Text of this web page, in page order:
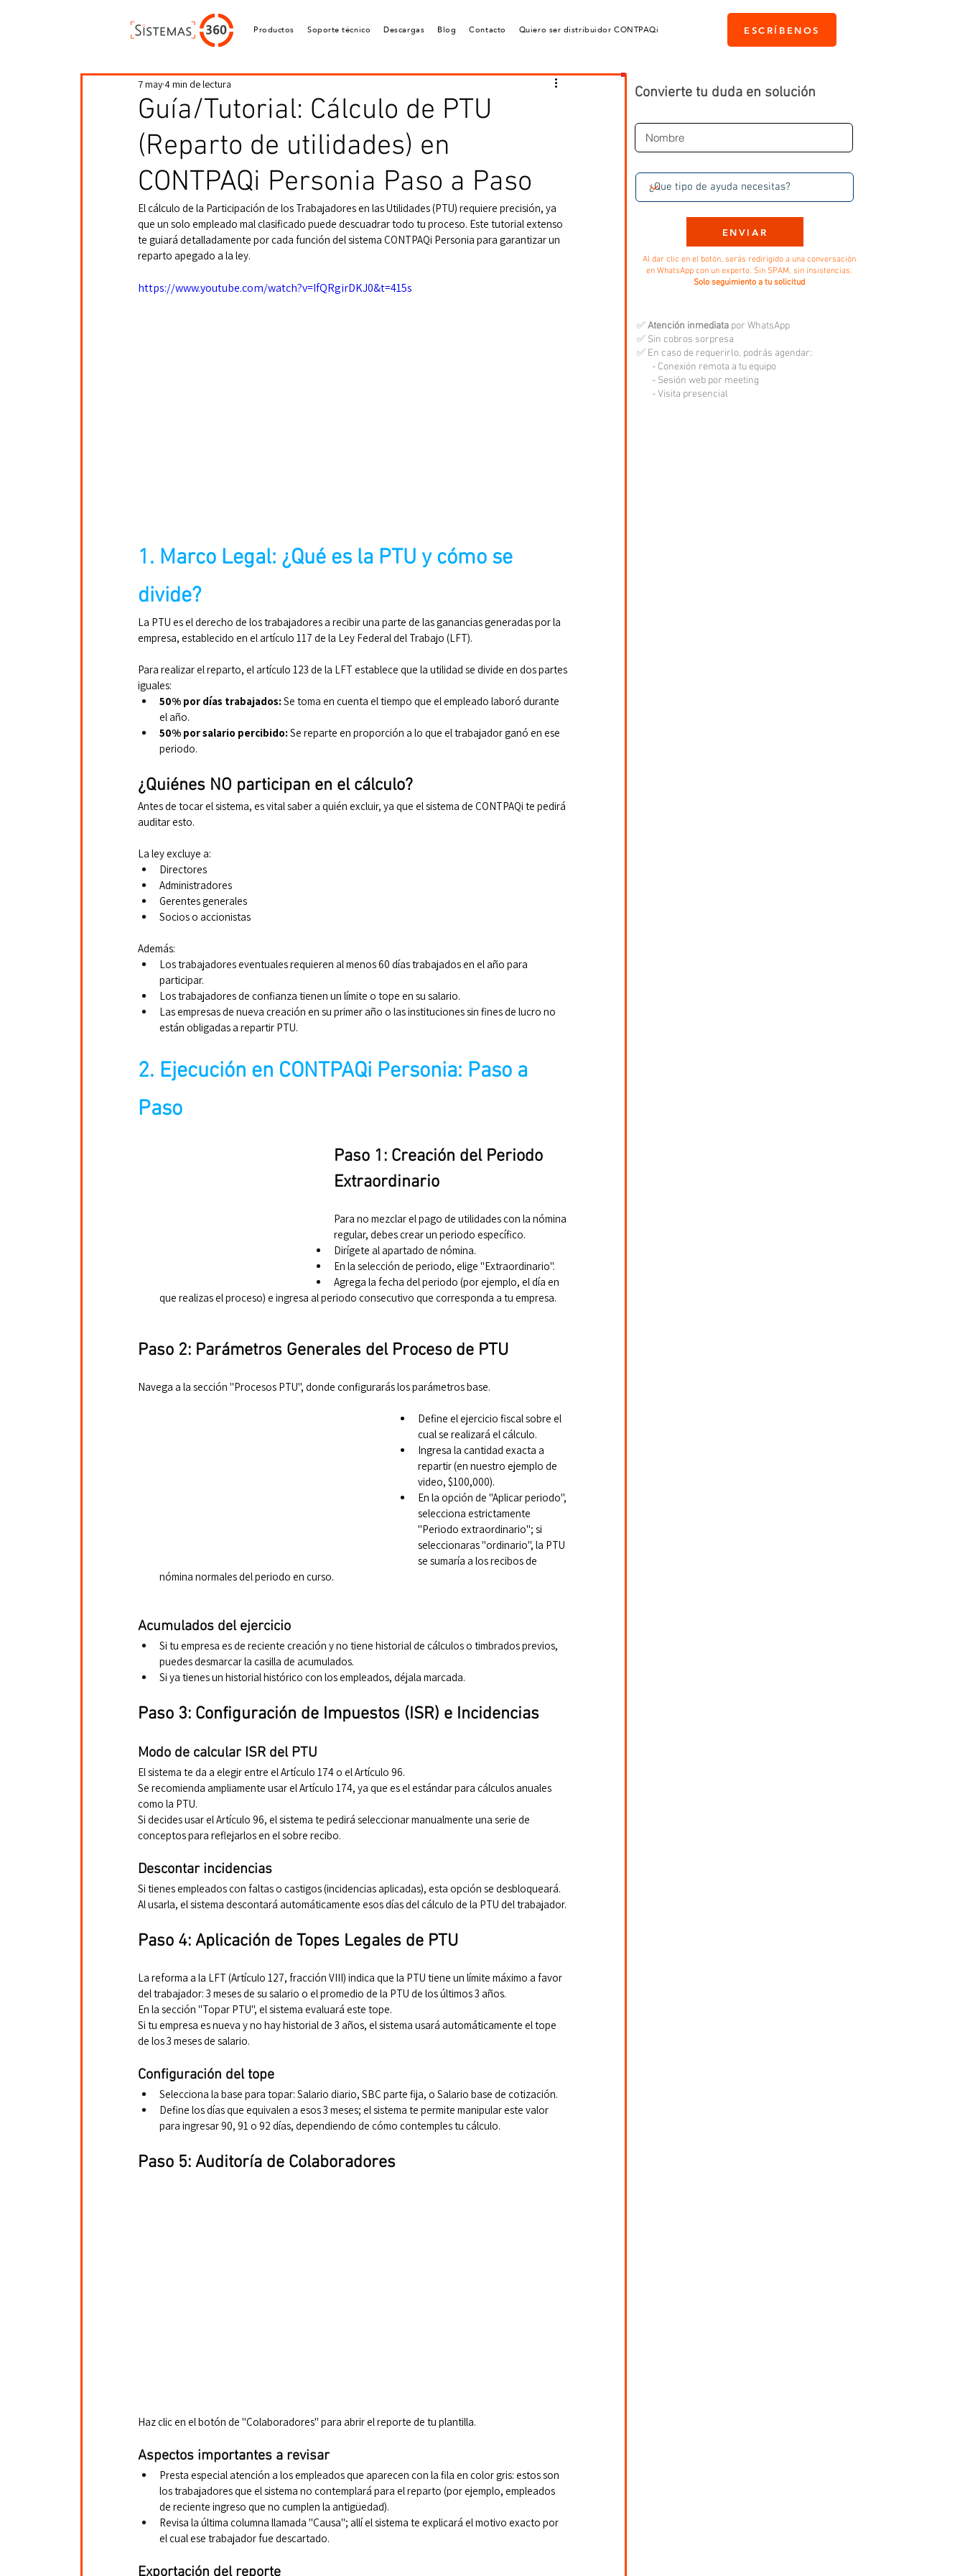
Productos Soporte técnico Descargas Blog Contacto Quiero ser distribuidor CONTPAQi ESCRÍBENOS
Guía/Tutorial: Cálculo de PTU
(Reparto de utilidades) en
CONTPAQi Personia Paso a Paso
7 may 4 min de lectura
El cálculo de la Participación de los Trabajadores en las Utilidades (PTU) requiere precisión, ya
que un solo empleado mal clasificado puede descuadrar todo tu proceso. Este tutorial extenso
te guiará detalladamente por cada función del sistema CONTPAQi Personia para garantizar un
reparto apegado a la ley.
https://www.youtube.com/watch?v=IfQRgirDKJ0&t=415s
1. Marco Legal: ¿Qué es la PTU y cómo se
divide?
La PTU es el derecho de los trabajadores a recibir una parte de las ganancias generadas por la
empresa, establecido en el artículo 117 de la Ley Federal del Trabajo (LFT).
Para realizar el reparto, el artículo 123 de la LFT establece que la utilidad se divide en dos partes
iguales:
50% por días trabajados: Se toma en cuenta el tiempo que el empleado laboró durante
el año.
50% por salario percibido: Se reparte en proporción a lo que el trabajador ganó en ese
periodo.
¿Quiénes NO participan en el cálculo?
Antes de tocar el sistema, es vital saber a quién excluir, ya que el sistema de CONTPAQi te pedirá
auditar esto.
La ley excluye a:
Directores
Administradores
Gerentes generales
Socios o accionistas
Además:
Los trabajadores eventuales requieren al menos 60 días trabajados en el año para
participar.
Los trabajadores de confianza tienen un límite o tope en su salario.
Las empresas de nueva creación en su primer año o las instituciones sin fines de lucro no
están obligadas a repartir PTU.
2. Ejecución en CONTPAQi Personia: Paso a
Paso
Paso 1: Creación del Periodo
Extraordinario
Para no mezclar el pago de utilidades con la nómina
regular, debes crear un periodo específico.
Dirígete al apartado de nómina.
En la selección de periodo, elige "Extraordinario".
Agrega la fecha del periodo (por ejemplo, el día en
que realizas el proceso) e ingresa al periodo consecutivo que corresponda a tu empresa.
Paso 2: Parámetros Generales del Proceso de PTU
Navega a la sección "Procesos PTU", donde configurarás los parámetros base.
Define el ejercicio fiscal sobre el
cual se realizará el cálculo.
Ingresa la cantidad exacta a
repartir (en nuestro ejemplo de
video, $100,000).
En la opción de "Aplicar periodo",
selecciona estrictamente
"Periodo extraordinario"; si
seleccionaras "ordinario", la PTU
se sumaría a los recibos de
nómina normales del periodo en curso.
Acumulados del ejercicio
Si tu empresa es de reciente creación y no tiene historial de cálculos o timbrados previos,
puedes desmarcar la casilla de acumulados.
Si ya tienes un historial histórico con los empleados, déjala marcada.
Paso 3: Configuración de Impuestos (ISR) e Incidencias
Modo de calcular ISR del PTU
El sistema te da a elegir entre el Artículo 174 o el Artículo 96.
Se recomienda ampliamente usar el Artículo 174, ya que es el estándar para cálculos anuales
como la PTU.
Si decides usar el Artículo 96, el sistema te pedirá seleccionar manualmente una serie de
conceptos para reflejarlos en el sobre recibo.
Descontar incidencias
Si tienes empleados con faltas o castigos (incidencias aplicadas), esta opción se desbloqueará.
Al usarla, el sistema descontará automáticamente esos días del cálculo de la PTU del trabajador.
Paso 4: Aplicación de Topes Legales de PTU
La reforma a la LFT (Artículo 127, fracción VIII) indica que la PTU tiene un límite máximo a favor
del trabajador: 3 meses de su salario o el promedio de la PTU de los últimos 3 años.
En la sección "Topar PTU", el sistema evaluará este tope.
Si tu empresa es nueva y no hay historial de 3 años, el sistema usará automáticamente el tope
de los 3 meses de salario.
Configuración del tope
Selecciona la base para topar: Salario diario, SBC parte fija, o Salario base de cotización.
Define los días que equivalen a esos 3 meses; el sistema te permite manipular este valor
para ingresar 90, 91 o 92 días, dependiendo de cómo contemples tu cálculo.
Paso 5: Auditoría de Colaboradores
Haz clic en el botón de "Colaboradores" para abrir el reporte de tu plantilla.
Aspectos importantes a revisar
Presta especial atención a los empleados que aparecen con la fila en color gris: estos son
los trabajadores que el sistema no contemplará para el reparto (por ejemplo, empleados
de reciente ingreso que no cumplen la antigüedad).
Revisa la última columna llamada "Causa"; allí el sistema te explicará el motivo exacto por
el cual ese trabajador fue descartado.
Convierte tu duda en solución
ENVIAR
Al dar clic en el botón, serás redirigido a una conversación
en WhatsApp con un experto. Sin SPAM, sin insistencias.
Solo seguimiento a tu solicitud
✅Atención inmediata por WhatsApp
✅ Sin cobros sorpresa
✅ En caso de requerirlo, podrás agendar:
- Conexión remota a tu equipo
- Sesión web por meeting
- Visita presencial